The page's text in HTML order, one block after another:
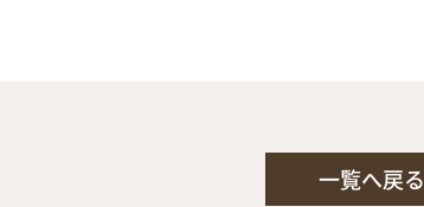
一覧へ戻る